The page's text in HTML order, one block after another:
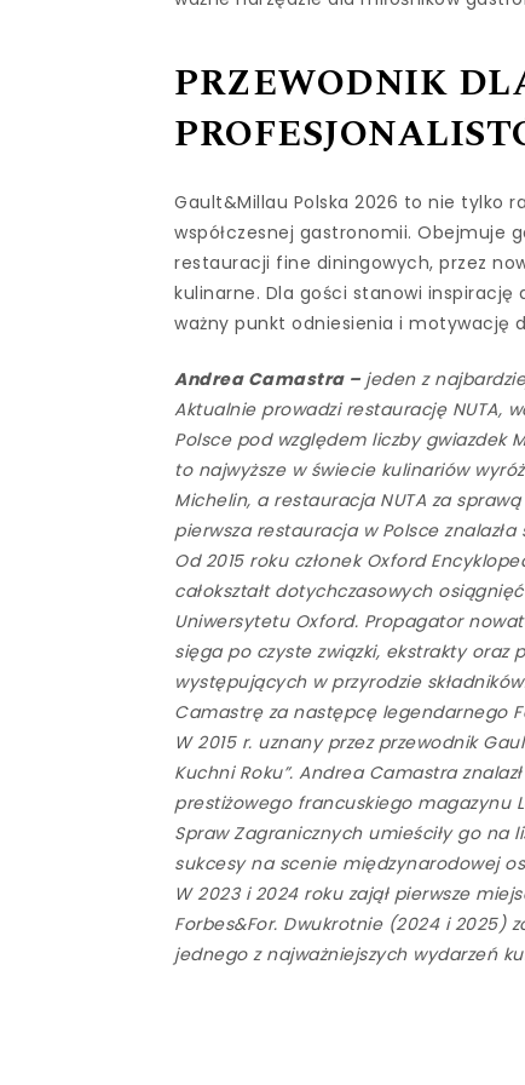
PRZEWODNIK
Gault&Millau Polska 2026 to nie tylko
współczesnej gastronomii. Obejmuje
restauracji fine diningowych, przez
kulinarne. Dla gości stanowi
ważny punkt odniesienia i motywację
Andrea Camastra – jeden z
Aktualnie prowadzi restaurację NUTA,
Polsce pod względem liczby gwiazdek
to najwyższe w świecie kulinariów
Michelin, a restauracja NUTA za
pierwsza restauracja w Polsce
Od 2015 roku członek Oxford
całokształt dotychczasowych
Uniwersytetu Oxford. Propagator
sięga po czyste związki, ekstrakty
występujących w przyrodzie
Camastrę za następcę legendarnego
W 2015 r. uznany przez przewodnik
Kuchni Roku”. Andrea Camastra
prestiżowego francuskiego magazynu
Spraw Zagranicznych umieściły go
sukcesy na scenie międzynarodowej
W 2023 i 2024 roku zajął pierwsze
Forbes&For. Dwukrotnie (2024 i 2025)
jednego z najważniejszych wydarzeń